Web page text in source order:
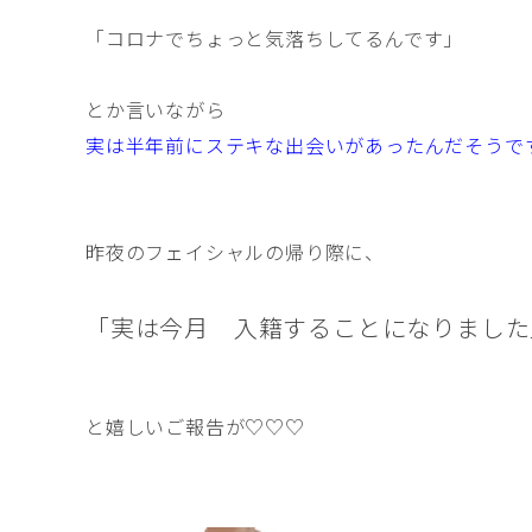
「コロナでちょっと気落ちしてるんです」
とか言いながら
実は半年前にステキな出会いがあったんだそう
昨夜のフェイシャルの帰り際に、
「実は今月 入籍することになりまし
と嬉しいご報告が♡♡♡